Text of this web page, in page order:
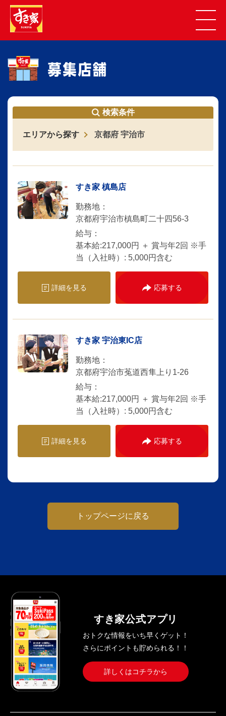
検索条件
エリアから探す 京都府 宇治市
すき家 槙島店
勤務地：
京都府宇治市槙島町二十四56-3
給与：
基本給:217,000円 ＋ 賞与年2回 ※手
当（入社時）: 5,000円含む
詳細を見る 応募する
すき家 宇治東IC店
勤務地：
京都府宇治市菟道西隼上り1-26
給与：
基本給:217,000円 ＋ 賞与年2回 ※手
当（入社時）: 5,000円含む
詳細を見る 応募する
トップページに戻る
すき家公式アプリ
おトクな情報をいち早くゲット！
さらにポイントも貯められる！！
詳しくはコチラから